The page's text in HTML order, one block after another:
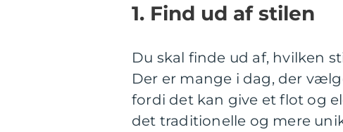
1. Find ud af stilen
Du skal finde ud af, hvilken
Der er mange i dag, der
fordi det kan give et flot og
det traditionelle og mere